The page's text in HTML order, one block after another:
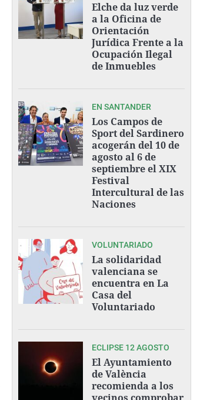
Elche da luz verde
a la Oficina de
Orientación
Jurídica Frente a la
Ocupación Ilegal
de Inmuebles
EN SANTANDER
Los Campos de
Sport del Sardinero
acogerán del 10 de
agosto al 6 de
septiembre el XIX
Festival
Intercultural de las
Naciones
VOLUNTARIADO
La solidaridad
valenciana se
encuentra en La
Casa del
Voluntariado
ECLIPSE 12 AGOSTO
El Ayuntamiento
de València
recomienda a los